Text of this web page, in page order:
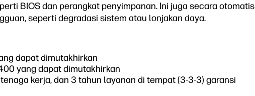
BIOS dan perangkat penyimpanan. Ini juga secara otomatis
seperti degradasi sistem atau lonjakan daya.
dapat dimutakhirkan
yang dapat dimutakhirkan
kerja, dan 3 tahun layanan di tempat (3-3-3) garansi